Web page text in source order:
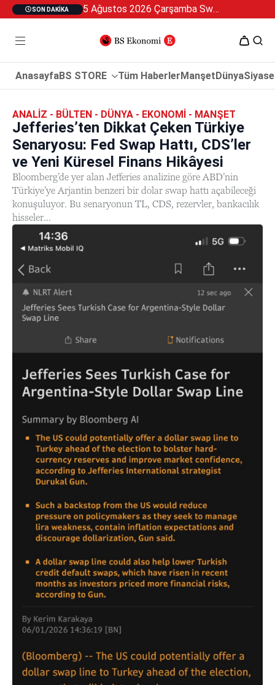
SON DAKIKA 5 Ağustos 2026 Çarşamba Swan Özel 2
AnasayfaBS STORE Tüm HaberlerManşetDünya
ANALIZ - BÜLTEN - DÜNYA - EKONOMI - MANŞET
Jefferies’ten Dikkat Çeken Türkiye
Senaryosu: Fed Swap Hattı, CDS’ler
ve Yeni Küresel Finans Hikâyesi
Bloomberg’de yer alan Jefferies analizine göre ABD’nin
Türkiye’ye Arjantin benzeri bir dolar swap hattı açabileceği
konuşuluyor. Bu senaryonun TL, CDS, rezervler, bankacılık
hisseler...